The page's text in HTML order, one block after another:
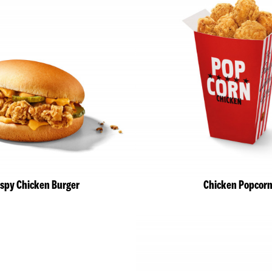
Chicken Burger Chicken Popcorn